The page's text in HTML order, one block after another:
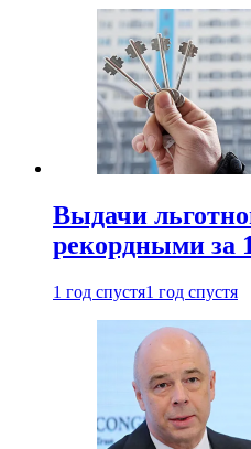
Выдачи
рекордными за
1 год спустя1 год спустя